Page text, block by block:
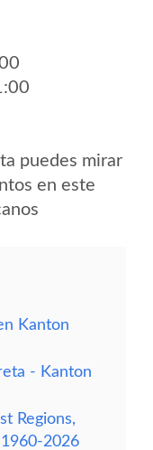
puedes mirar
en este
Kanton
- Kanton
Regions,
2026